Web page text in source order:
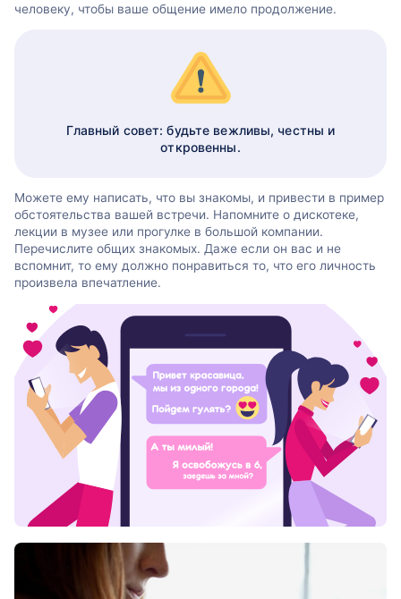
человеку, чтобы ваше общение имело продолжение.
Главный совет: будьте вежливы, честны и
откровенны.
Можете ему написать, что вы знакомы, и привести в пример
обстоятельства вашей встречи. Напомните о дискотеке,
лекции в музее или прогулке в большой компании.
Перечислите общих знакомых. Даже если он вас и не
вспомнит, то ему должно понравиться то, что его личность
произвела впечатление.